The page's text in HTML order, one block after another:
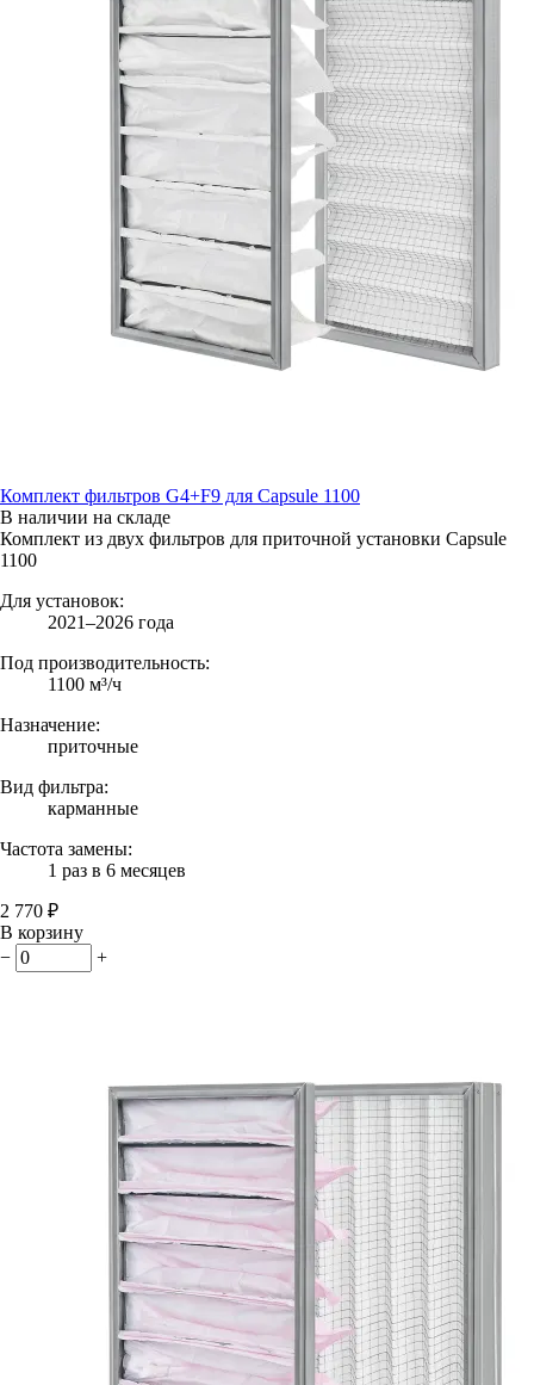
Комплект фильтров G4+F9 для Capsule 1100
В наличии на складе
Комплект из двух фильтров для приточной установки Capsule
1100
Для установок:
2021–2026 года
Под производительность:
1100 м³/ч
Назначение:
приточные
Вид фильтра:
карманные
Частота замены:
1 раз в 6 месяцев
2 770 ₽
В корзину
−
+